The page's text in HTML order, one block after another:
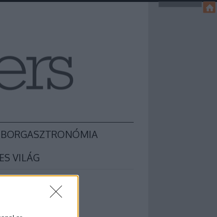
BORGASZTRONÓMIA
VILÁG